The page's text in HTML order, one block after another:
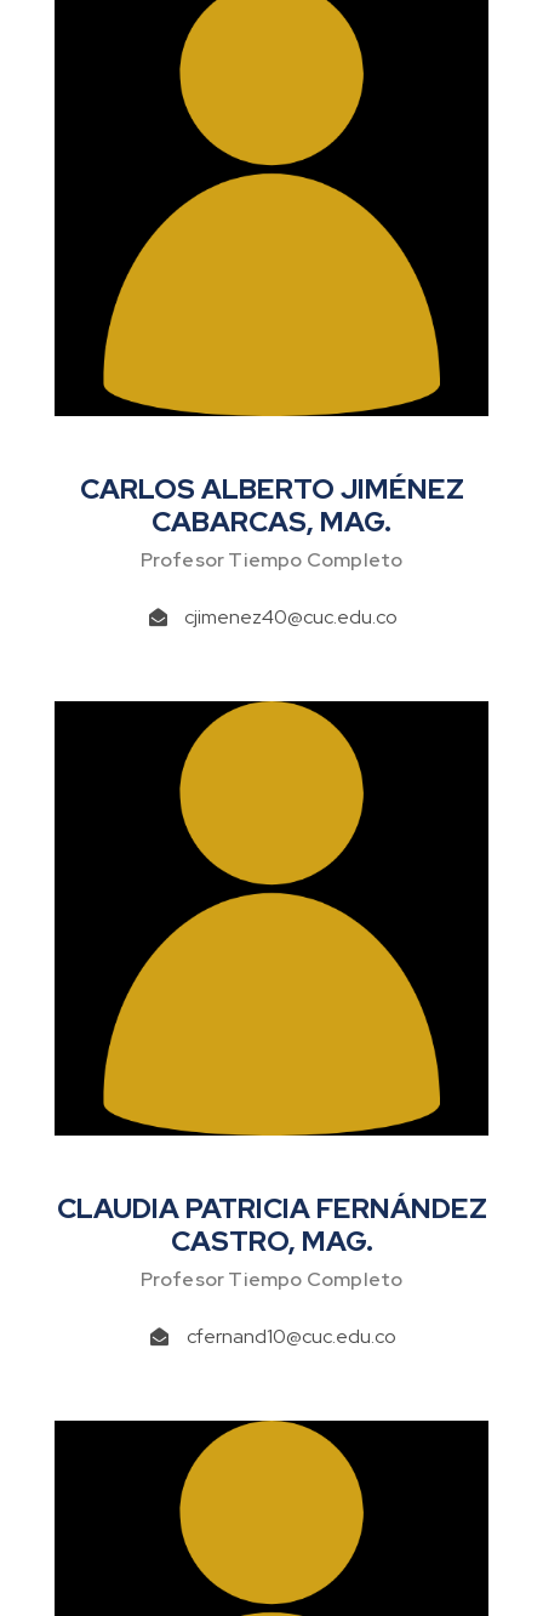
CARLOS ALBERTO JIMÉNEZ
CABARCAS, MAG.
Profesor Tiempo Completo
cjimenez40@cuc.edu.co
CLAUDIA PATRICIA FERNÁNDEZ
CASTRO, MAG.
Profesor Tiempo Completo
cfernand10@cuc.edu.co